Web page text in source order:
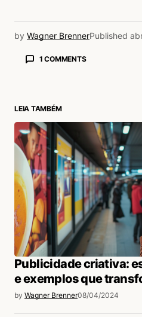
by Wagner BrennerPublished
1 COMMENTS
meudeus
Acesse para responder
LEIA TAMBÉM
Publicidade criativa:
e exemplos que
by Wagner Brenner08/04/2024